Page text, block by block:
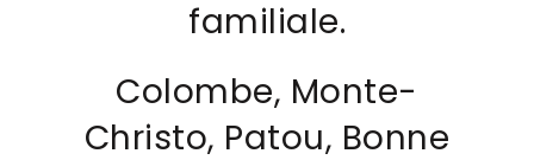
familiale.
Colombe, Monte-
Christo, Patou, Bonne